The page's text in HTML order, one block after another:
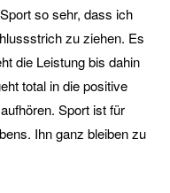
so sehr, dass ich
zu ziehen. Es
die Leistung bis dahin
total in die positive
Sport ist für
Ihn ganz bleiben zu